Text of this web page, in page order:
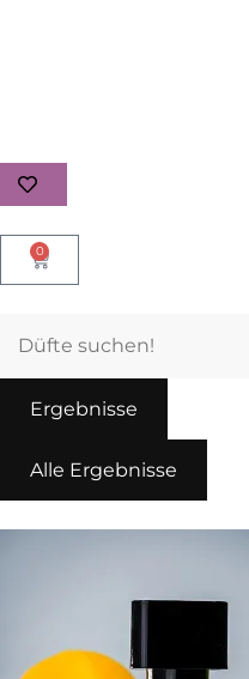
0
Ergebnisse
Alle Ergebnisse